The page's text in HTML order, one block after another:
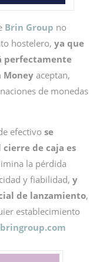
Brin Group no
hostelero, ya que
perfectamente
Money aceptan,
de monedas
efectivo se
de caja es
la pérdida
y fiabilidad, y
de lanzamiento,
establecimiento
bringroup.com